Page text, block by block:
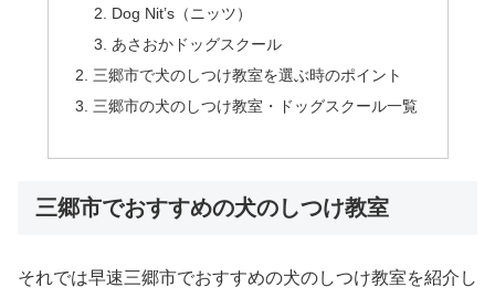
Dog Nit’s（ニッツ）
あさおかドッグスクール
三郷市で犬のしつけ教室を選ぶ時のポイント
三郷市の犬のしつけ教室・ドッグスクール一覧
三郷市でおすすめの犬のしつけ教室
それでは早速三郷市でおすすめの犬のしつけ教室を紹介し